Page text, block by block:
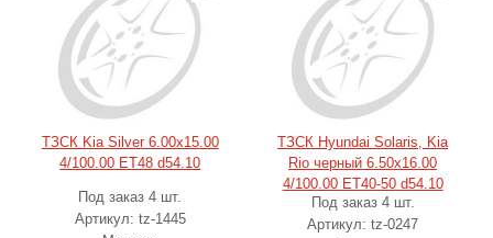
ТЗСК Kia Silver 6.00x15.00
4/100.00 ET48 d54.10
Под заказ 4 шт.
Артикул: tz-1445
ТЗСК Hyundai Solaris, Kia
Rio черный 6.50x16.00
4/100.00 ET40-50 d54.10
Под заказ 4 шт.
Артикул: tz-0247